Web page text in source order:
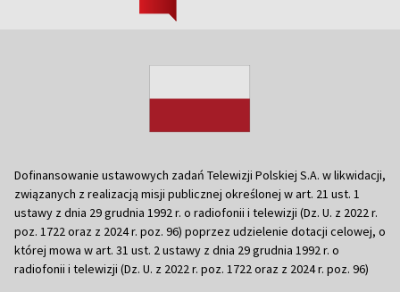
Dofinansowanie ustawowych zadań Telewizji Polskiej S.A. w likwidacji,
związanych z realizacją misji publicznej określonej w art. 21 ust. 1
ustawy z dnia 29 grudnia 1992 r. o radiofonii i telewizji (Dz. U. z 2022 r.
poz. 1722 oraz z 2024 r. poz. 96) poprzez udzielenie dotacji celowej, o
której mowa w art. 31 ust. 2 ustawy z dnia 29 grudnia 1992 r. o
radiofonii i telewizji (Dz. U. z 2022 r. poz. 1722 oraz z 2024 r. poz. 96)